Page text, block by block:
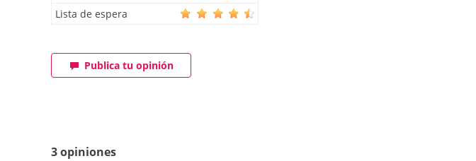
Lista de espera
Publica tu opinión
3 opiniones